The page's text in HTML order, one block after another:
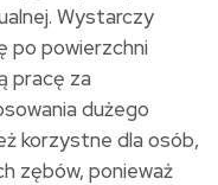
Wystarczy
po powierzchni
pracę za
dużego
korzystne dla osób,
zębów, ponieważ